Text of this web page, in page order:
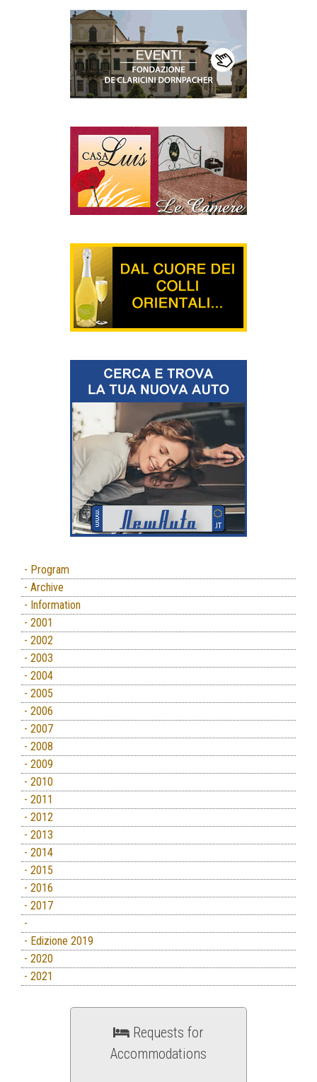
- Program
- Archive
- Information
- 2001
- 2002
- 2003
- 2004
- 2005
- 2006
- 2007
- 2008
- 2009
- 2010
- 2011
- 2012
- 2013
- 2014
- 2015
- 2016
- 2017
-
- Edizione 2019
- 2020
- 2021
Requests for
Accommodations